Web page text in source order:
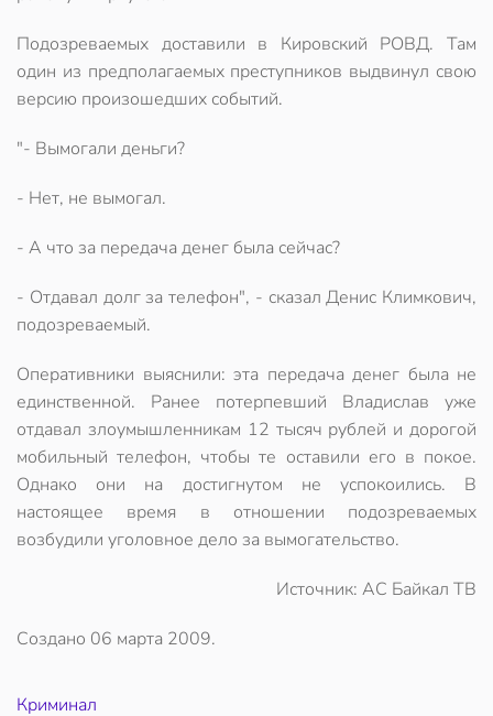
Подозреваемых доставили в Кировский РОВД. Там
один из предполагаемых преступников выдвинул свою
версию произошедших событий.
"- Вымогали деньги?
- Нет, не вымогал.
- А что за передача денег была сейчас?
- Отдавал долг за телефон", - сказал Денис Климкович,
подозреваемый.
Оперативники выяснили: эта передача денег была не
единственной. Ранее потерпевший Владислав уже
отдавал злоумышленникам 12 тысяч рублей и дорогой
мобильный телефон, чтобы те оставили его в покое.
Однако они на достигнутом не успокоились. В
настоящее время в отношении подозреваемых
возбудили уголовное дело за вымогательство.
Источник: АС Байкал ТВ
Создано 06 марта 2009.
Криминал